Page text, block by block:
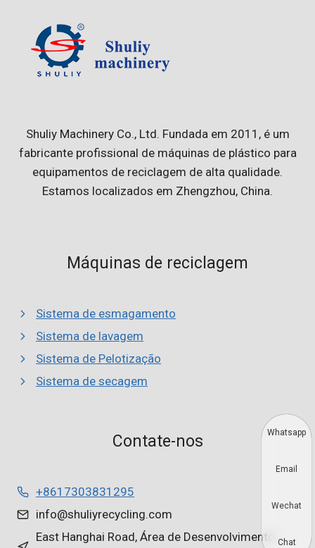
Shuliy Machinery Co., Ltd. Fundada em 2011, é um
fabricante profissional de máquinas de plástico para
equipamentos de reciclagem de alta qualidade.
Estamos localizados em Zhengzhou, China.
Máquinas de reciclagem
Sistema de esmagamento
Sistema de lavagem
Sistema de Pelotização
Sistema de secagem
Contate-nos
+8617303831295
info@shuliyrecycling.com
East Hanghai Road, Área de Desenvolvimento
Whatsapp
Email
Wechat
Chat